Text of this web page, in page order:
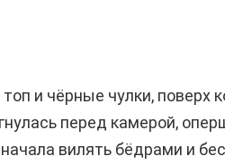
и чёрные чулки, поверх
перед камерой,
вилять бёдрами и